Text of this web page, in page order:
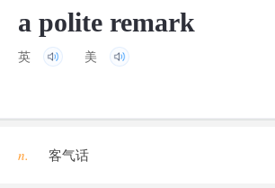
a polite remark
英 美
n. 客气话